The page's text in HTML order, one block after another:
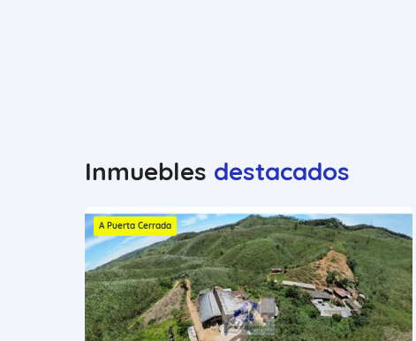
Inmuebles destacados
A Puerta Cerrada